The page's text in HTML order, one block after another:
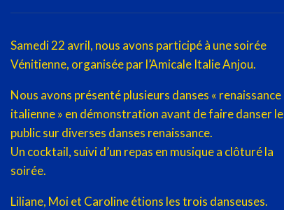
Samedi 22 avril, nous avons participé à une soirée
Vénitienne, organisée par l’Amicale Italie Anjou.
Nous avons présenté plusieurs danses « renaissance
italienne » en démonstration avant de faire danser le
public sur diverses danses renaissance.
Un cocktail, suivi d’un repas en musique a clôturé la
soirée.
Liliane, Moi et Caroline étions les trois danseuses.